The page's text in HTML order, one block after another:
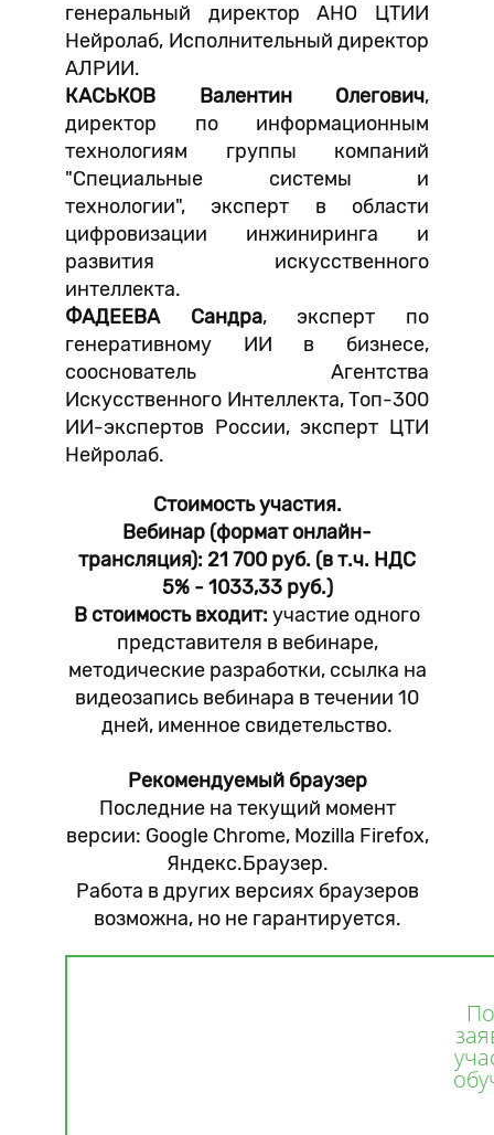
генеральный директор АНО ЦТИИ
Нейролаб, Исполнительный директор
АЛРИИ.
КАСЬКОВ Валентин Олегович,
директор по информационным
технологиям группы компаний
"Специальные системы и
технологии", эксперт в области
цифровизации инжиниринга и
развития искусственного
интеллекта.
ФАДЕЕВА Сандра, эксперт по
генеративному ИИ в бизнесе,
сооснователь Агентства
Искусственного Интеллекта, Топ-300
ИИ-экспертов России, эксперт ЦТИ
Нейролаб.
Стоимость участия.
Вебинар (формат онлайн-
трансляция): 21 700 руб. (в т.ч. НДС
5% - 1033,33 руб.)
В стоимость входит:участие одного
представителя в вебинаре,
методические разработки, ссылка на
видеозапись вебинара в течении 10
дней, именное свидетельство.
Рекомендуемый браузер
Последние на текущий момент
версии: Google Chrome, Mozilla Firefox,
Яндекс.Браузер.
Работа в других версиях браузеров
возможна, но не гарантируется.